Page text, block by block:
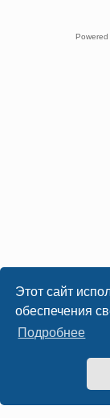
Этот сайт
обеспечения
Подробнее
Powered